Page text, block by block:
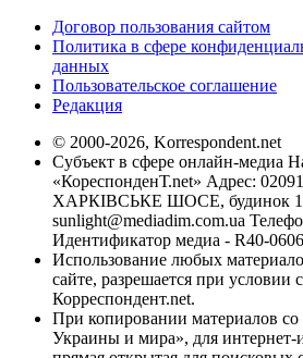
Договор пользования сайтом
Политика в сфере
данных
Пользовательское соглашение
Редакция
© 2000-2026, Korrespondent.net
Субъект в сфере онлайн-медиа
«КореспонденТ.net» Адрес:
ХАРКІВСЬКЕ ШОСЕ, будинок
sunlight@mediadim.com.ua
Идентификатор медиа - R40-
Использование любых
сайте, разрешается при условии
Корреспондент.net.
При копировании материалов
Украины и мира», для интернет-